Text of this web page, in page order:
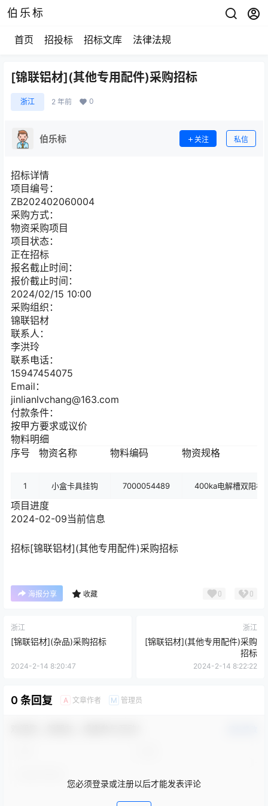
伯乐标
首页 招投标 招标文库 法律法规
[锦联铝材](其他专用配件)采购招标
浙江 2 年前 0
伯乐标 关注 私信
招标详情
项目编号：
ZB202402060004
采购方式：
物资采购项目
项目状态：
正在招标
报名截止时间：
报价截止时间：
2024/02/15 10:00
采购组织：
锦联铝材
联系人：
李洪玲
联系电话：
15947454075
Email：
jinlianlvchang@163.com
付款条件：
按甲方要求或议价
物料明细
序号
物资名称 物料编码 物资规格
1 小盒卡具挂钩 7000054489 400ka电解槽双阳极
项目进度
2024-02-09当前信息
招标[锦联铝材](其他专用配件)采购招标
海报分享 收藏 0 0
浙江
[锦联铝材](杂品)采购招标
2024-2-14 8:20:47
浙江
[锦联铝材](其他专用配件)采购
招标
2024-2-14 8:22:22
0 条回复 A 文章作者 M 管理员
您必须登录或注册以后才能发表评论